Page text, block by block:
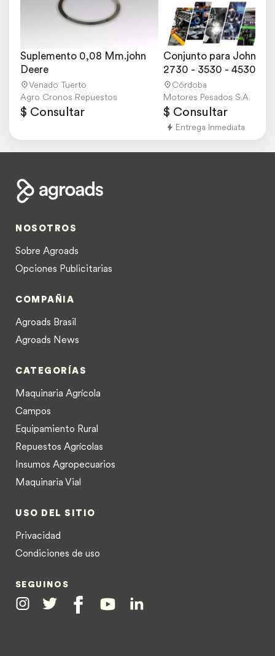
Suplemento 0,08 Mm.john
Deere
Venado Tuerto
Agro Cronos Repuestos
$ Consultar
Conjunto para John
2730 - 3530 - 4530
Córdoba
Motores Pesados S.A.
$ Consultar
Entrega Inmediata
NOSOTROS
Sobre Agroads
Opciones Publicitarias
COMPAÑIA
Agroads Brasil
Agroads News
CATEGORÍAS
Maquinaria Agrícola
Campos
Equipamiento Rural
Repuestos Agrícolas
Insumos Agropecuarios
Maquinaria Vial
USO DEL SITIO
Privacidad
Condiciones de uso
SEGUINOS
InstagramTwitter FacebookYoutubeLinkedin